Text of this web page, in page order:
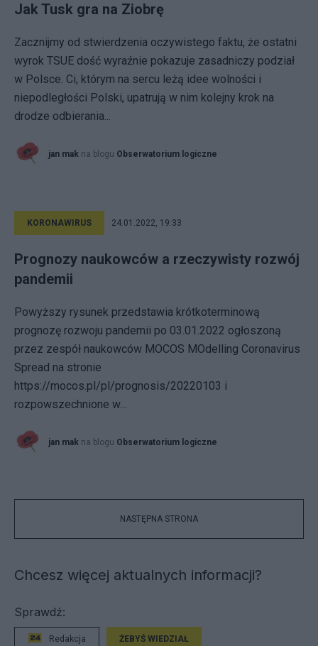
Jak Tusk gra na Ziobrę
Zacznijmy od stwierdzenia oczywistego faktu, że ostatni
wyrok TSUE dość wyraźnie pokazuje zasadniczy podział
w Polsce. Ci, którym na sercu leżą idee wolności i
niepodległości Polski, upatrują w nim kolejny krok na
drodze odbierania...
jan mak na blogu Obserwatorium logiczne
KORONAWIRUS 24.01.2022, 19:33
Prognozy naukowców a rzeczywisty rozwój
pandemii
Powyższy rysunek przedstawia krótkoterminową
prognozę rozwoju pandemii po 03.01.2022 ogłoszoną
przez zespół naukowców MOCOS MOdelling Coronavirus
Spread na stronie
https://mocos.pl/pl/prognosis/20220103 i
rozpowszechnione w...
jan mak na blogu Obserwatorium logiczne
NASTĘPNA STRONA
Chcesz więcej aktualnych informacji?
Sprawdź:
Redakcja ŻEBYŚ WIEDZIAŁ